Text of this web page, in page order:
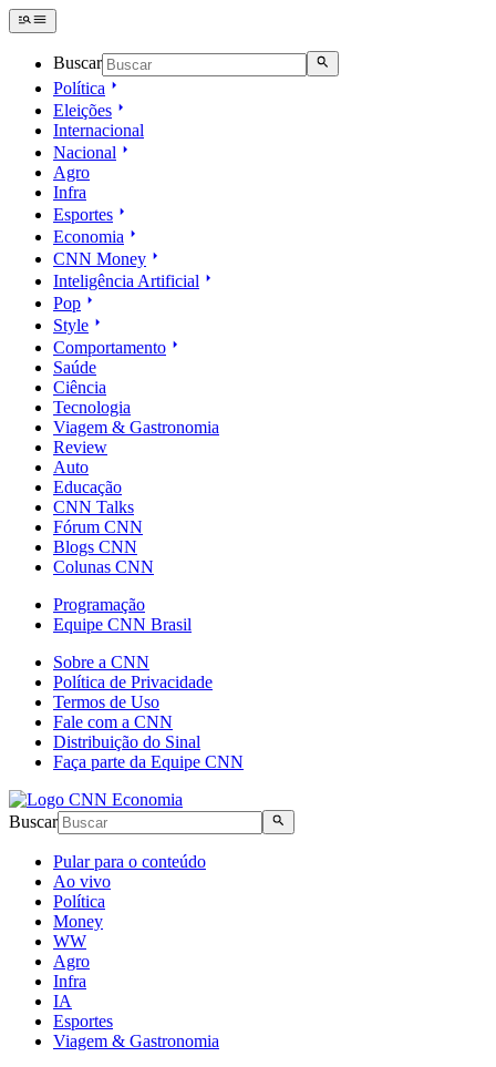
Buscar
Política
Eleições
Internacional
Nacional
Agro
Infra
Esportes
Economia
CNN Money
Inteligência Artificial
Pop
Style
Comportamento
Saúde
Ciência
Tecnologia
Viagem & Gastronomia
Review
Auto
Educação
CNN Talks
Fórum CNN
Blogs CNN
Colunas CNN
Programação
Equipe CNN Brasil
Sobre a CNN
Política de Privacidade
Termos de Uso
Fale com a CNN
Distribuição do Sinal
Faça parte da Equipe CNN
Buscar
Pular para o conteúdo
Ao vivo
Política
Money
WW
Agro
Infra
IA
Esportes
Viagem & Gastronomia